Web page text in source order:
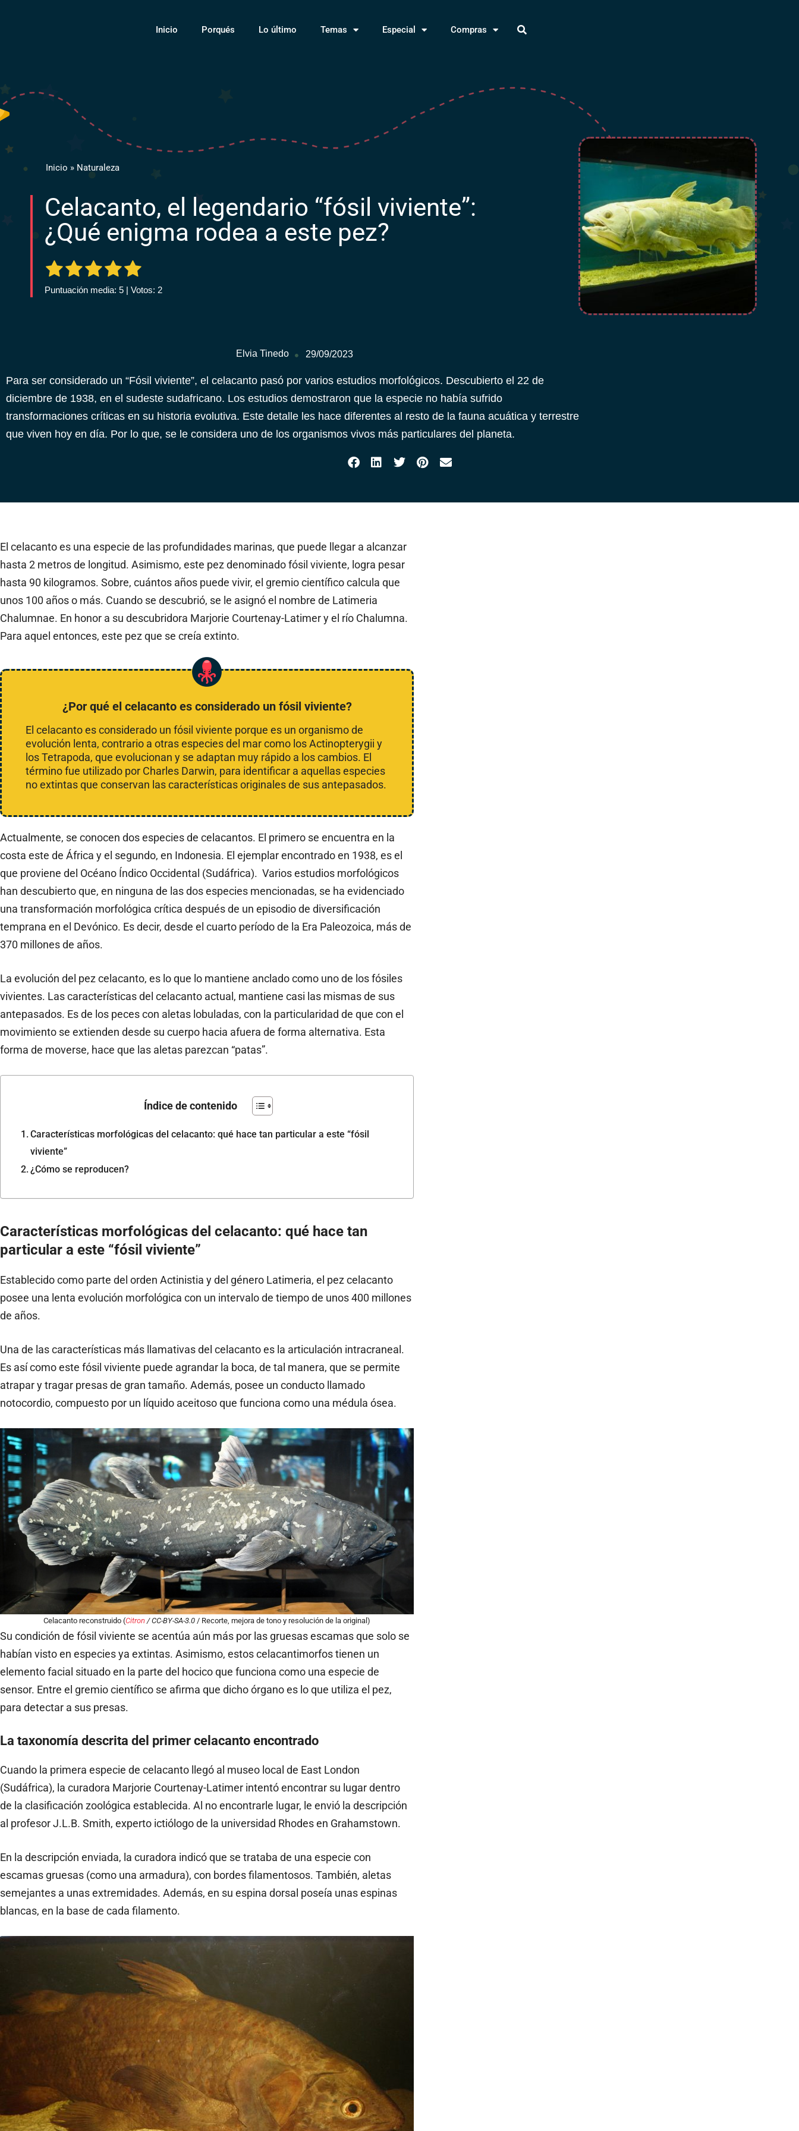
Inicio Porqués Lo último Temas Especial Compras
Inicio » Naturaleza
Celacanto, el legendario “fósil viviente”:
¿Qué enigma rodea a este pez?
Puntuación media: 5 | Votos: 2
Elvia Tinedo 29/09/2023
Para ser considerado un “Fósil viviente”, el celacanto pasó por varios estudios morfológicos. Descubierto el 22 de
diciembre de 1938, en el sudeste sudafricano. Los estudios demostraron que la especie no había sufrido
transformaciones críticas en su historia evolutiva. Este detalle les hace diferentes al resto de la fauna acuática y terrestre
que viven hoy en día. Por lo que, se le considera uno de los organismos vivos más particulares del planeta.
El celacanto es una especie de las profundidades marinas, que puede llegar a alcanzar
hasta 2 metros de longitud. Asimismo, este pez denominado fósil viviente, logra pesar
hasta 90 kilogramos. Sobre, cuántos años puede vivir, el gremio científico calcula que
unos 100 años o más. Cuando se descubrió, se le asignó el nombre de Latimeria
Chalumnae. En honor a su descubridora Marjorie Courtenay-Latimer y el río Chalumna.
Para aquel entonces, este pez que se creía extinto.
¿Por qué el celacanto es considerado un fósil viviente?
El celacanto es considerado un fósil viviente porque es un organismo de
evolución lenta, contrario a otras especies del mar como los Actinopterygii y
los Tetrapoda, que evolucionan y se adaptan muy rápido a los cambios. El
término fue utilizado por Charles Darwin, para identificar a aquellas especies
no extintas que conservan las características originales de sus antepasados.
Actualmente, se conocen dos especies de celacantos. El primero se encuentra en la
costa este de África y el segundo, en Indonesia. El ejemplar encontrado en 1938, es el
que proviene del Océano Índico Occidental (Sudáfrica). Varios estudios morfológicos
han descubierto que, en ninguna de las dos especies mencionadas, se ha evidenciado
una transformación morfológica crítica después de un episodio de diversificación
temprana en el Devónico. Es decir, desde el cuarto período de la Era Paleozoica, más de
370 millones de años.
La evolución del pez celacanto, es lo que lo mantiene anclado como uno de los fósiles
vivientes. Las características del celacanto actual, mantiene casi las mismas de sus
antepasados. Es de los peces con aletas lobuladas, con la particularidad de que con el
movimiento se extienden desde su cuerpo hacia afuera de forma alternativa. Esta
forma de moverse, hace que las aletas parezcan “patas”.
Índice de contenido
Características morfológicas del celacanto: qué hace tan particular a este “fósil
viviente”
¿Cómo se reproducen?
Características morfológicas del celacanto: qué hace tan
particular a este “fósil viviente”
Establecido como parte del orden Actinistia y del género Latimeria, el pez celacanto
posee una lenta evolución morfológica con un intervalo de tiempo de unos 400 millones
de años.
Una de las características más llamativas del celacanto es la articulación intracraneal.
Es así como este fósil viviente puede agrandar la boca, de tal manera, que se permite
atrapar y tragar presas de gran tamaño. Además, posee un conducto llamado
notocordio, compuesto por un líquido aceitoso que funciona como una médula ósea.
Celacanto reconstruido (Citron / CC-BY-SA-3.0 / Recorte, mejora de tono y resolución de la original)
Su condición de fósil viviente se acentúa aún más por las gruesas escamas que solo se
habían visto en especies ya extintas. Asimismo, estos celacantimorfos tienen un
elemento facial situado en la parte del hocico que funciona como una especie de
sensor. Entre el gremio científico se afirma que dicho órgano es lo que utiliza el pez,
para detectar a sus presas.
La taxonomía descrita del primer celacanto encontrado
Cuando la primera especie de celacanto llegó al museo local de East London
(Sudáfrica), la curadora Marjorie Courtenay-Latimer intentó encontrar su lugar dentro
de la clasificación zoológica establecida. Al no encontrarle lugar, le envió la descripción
al profesor J.L.B. Smith, experto ictiólogo de la universidad Rhodes en Grahamstown.
En la descripción enviada, la curadora indicó que se trataba de una especie con
escamas gruesas (como una armadura), con bordes filamentosos. También, aletas
semejantes a unas extremidades. Además, en su espina dorsal poseía unas espinas
blancas, en la base de cada filamento.